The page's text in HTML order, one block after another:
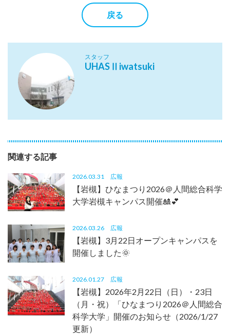
戻る
スタッフ
UHASⅡiwatsuki
関連する記事
2026.03.31 広報
【岩槻】ひなまつり2026＠人間総合科学
大学岩槻キャンパス開催🎎💕
2026.03.26 広報
【岩槻】3月22日オープンキャンパスを
開催しました🌞
2026.01.27 広報
【岩槻】2026年2月22日（日）・23日
（月・祝）「ひなまつり2026＠人間総合
科学大学」開催のお知らせ（2026/1/27
更新）